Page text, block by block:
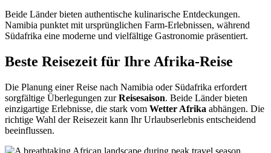
Beide Länder bieten authentische kulinarische Entdeckungen.
Namibia punktet mit ursprünglichen Farm-Erlebnissen, während
Südafrika eine moderne und vielfältige Gastronomie präsentiert.
Beste Reisezeit für Ihre Afrika-Reise
Die Planung einer Reise nach Namibia oder Südafrika erfordert
sorgfältige Überlegungen zurReisesaison. Beide Länder bieten
einzigartige Erlebnisse, die stark vom Wetter Afrika abhängen. Die
richtige Wahl der Reisezeit kann Ihr Urlaubserlebnis entscheidend
beeinflussen.